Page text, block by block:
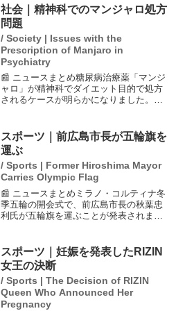
活動が選挙の公正さを損なう恐れがある
と指摘している。...
社会｜精神科でのマンジャロ処方
問題
/ Society | Issues with the
Prescription of Manjaro in
Psychiatry
📰 ニュースまとめ糖尿病治療薬「マンジ
ャロ」が精神科でダイエット目的で処方
されるケースが明らかになりました。東
とを認めています。この薬の不適切使用
が問題視されており、製...
スポーツ｜前広島市長が五輪旗を
運ぶ
/ Sports | Former Hiroshima Mayor
Carries Olympic Flag
📰 ニュースまとめミラノ・コルティナ冬
季五輪の開会式で、前広島市長の秋葉忠
利氏が五輪旗を運ぶことが発表されまし
してきた活動が評価されての選出です。
このことは、平和に向け...
スポーツ｜妊娠を発表したRIZIN
女王の決断
/ Sports | The Decision of RIZIN
Queen Who Announced Her
Pregnancy